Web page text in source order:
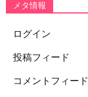
メタ情報
ログイン
投稿フィード
コメントフィード